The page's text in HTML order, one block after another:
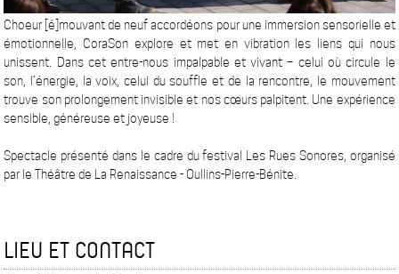
Choeur [é]mouvant de neuf accordéons pour une immersion sensorielle et
émotionnelle, CoraSon explore et met en vibration les liens qui nous
unissent. Dans cet entre-nous impalpable et vivant – celui où circule le
son, l’énergie, la voix, celui du souffle et de la rencontre, le mouvement
trouve son prolongement invisible et nos cœurs palpitent. Une expérience
sensible, généreuse et joyeuse !
Spectacle présenté dans le cadre du festival Les Rues Sonores, organisé
par le Théâtre de La Renaissance - Oullins-Pierre-Bénite.
LIEU ET CONTACT